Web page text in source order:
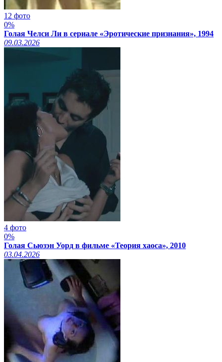
12 фото
0%
Голая Челси Ли в сериале «Эротические признания», 1994
09.03.2026
4 фото
0%
Голая Сьюзэн Уорд в фильме «Теория хаоса», 2010
03.04.2026